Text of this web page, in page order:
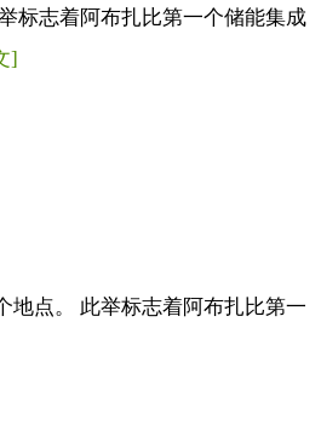
标志着阿布扎比第一个储能集成
]
地点。 此举标志着阿布扎比第一